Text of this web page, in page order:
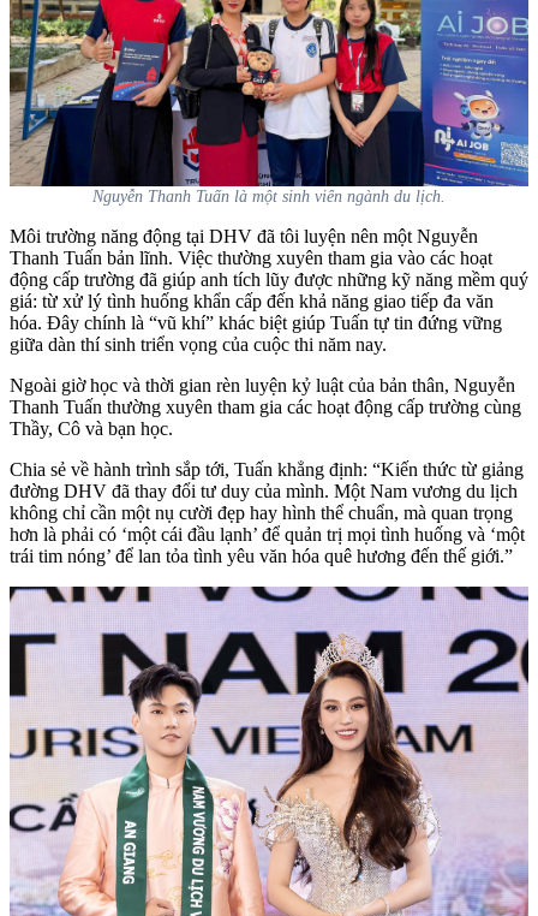
Nguyễn Thanh Tuấn là một sinh viên ngành du lịch.
Môi trường năng động tại DHV đã tôi luyện nên một Nguyễn
Thanh Tuấn bản lĩnh. Việc thường xuyên tham gia vào các hoạt
động cấp trường đã giúp anh tích lũy được những kỹ năng mềm quý
giá: từ xử lý tình huống khẩn cấp đến khả năng giao tiếp đa văn
hóa. Đây chính là “vũ khí” khác biệt giúp Tuấn tự tin đứng vững
giữa dàn thí sinh triển vọng của cuộc thi năm nay.
Ngoài giờ học và thời gian rèn luyện kỷ luật của bản thân, Nguyễn
Thanh Tuấn thường xuyên tham gia các hoạt động cấp trường cùng
Thầy, Cô và bạn học.
Chia sẻ về hành trình sắp tới, Tuấn khẳng định: “Kiến thức từ giảng
đường DHV đã thay đổi tư duy của mình. Một Nam vương du lịch
không chỉ cần một nụ cười đẹp hay hình thể chuẩn, mà quan trọng
hơn là phải có ‘một cái đầu lạnh’ để quản trị mọi tình huống và ‘một
trái tim nóng’ để lan tỏa tình yêu văn hóa quê hương đến thế giới.”